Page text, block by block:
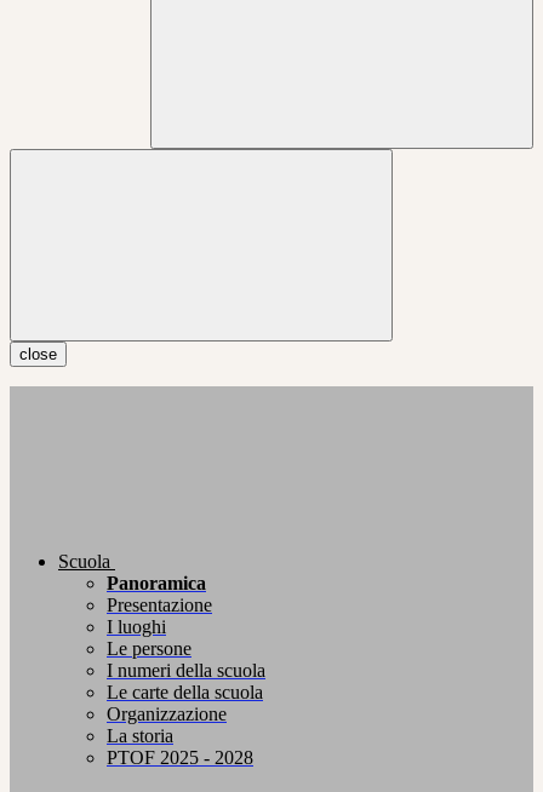
close
Scuola
Panoramica
Presentazione
I luoghi
Le persone
I numeri della scuola
Le carte della scuola
Organizzazione
La storia
PTOF 2025 - 2028